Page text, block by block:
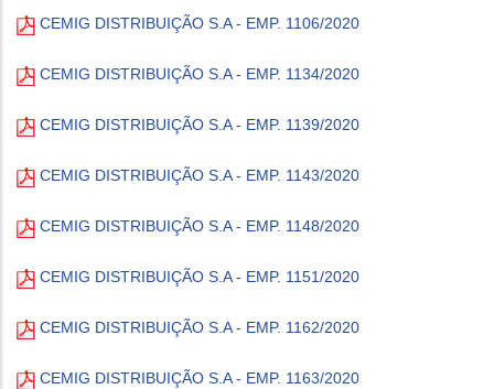
CEMIG DISTRIBUIÇÃO S.A - EMP. 1106/2020
CEMIG DISTRIBUIÇÃO S.A - EMP. 1134/2020
CEMIG DISTRIBUIÇÃO S.A - EMP. 1139/2020
CEMIG DISTRIBUIÇÃO S.A - EMP. 1143/2020
CEMIG DISTRIBUIÇÃO S.A - EMP. 1148/2020
CEMIG DISTRIBUIÇÃO S.A - EMP. 1151/2020
CEMIG DISTRIBUIÇÃO S.A - EMP. 1162/2020
CEMIG DISTRIBUIÇÃO S.A - EMP. 1163/2020